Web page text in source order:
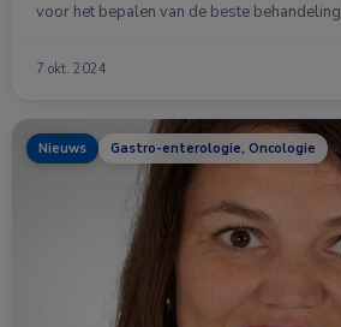
voor het bepalen van de beste
7 okt. 2024
Nieuws Gastro-enterologie, Oncologie